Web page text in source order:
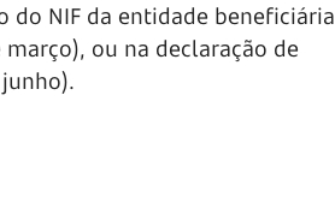
do NIF da entidade
ou na declaração de